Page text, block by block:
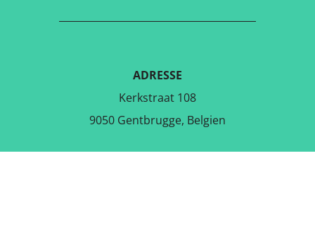
ADRESSE
Kerkstraat 108
9050 Gentbrugge, Belgien